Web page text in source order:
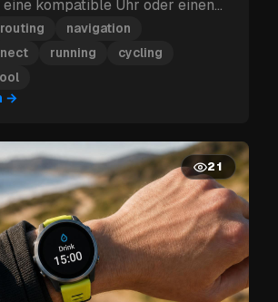
eine kompatible Uhr oder einen
routing
navigation
running
cycling
→
21